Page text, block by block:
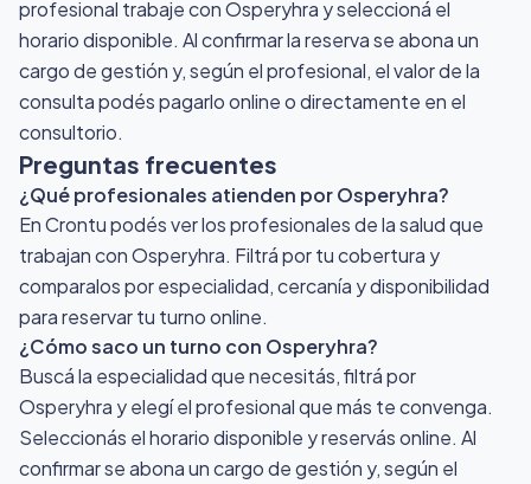
profesional trabaje con Osperyhra y seleccioná el
horario disponible. Al confirmar la reserva se abona un
cargo de gestión y, según el profesional, el valor de la
consulta podés pagarlo online o directamente en el
consultorio.
Preguntas frecuentes
¿Qué profesionales atienden por Osperyhra?
En Crontu podés ver los profesionales de la salud que
trabajan con Osperyhra. Filtrá por tu cobertura y
comparalos por especialidad, cercanía y disponibilidad
para reservar tu turno online.
¿Cómo saco un turno con Osperyhra?
Buscá la especialidad que necesitás, filtrá por
Osperyhra y elegí el profesional que más te convenga.
Seleccionás el horario disponible y reservás online. Al
confirmar se abona un cargo de gestión y, según el